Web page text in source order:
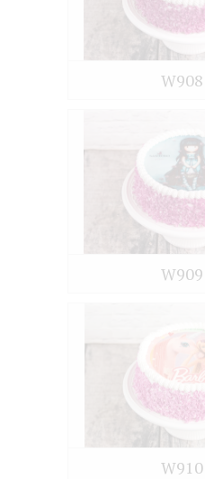
W908
W909
W910